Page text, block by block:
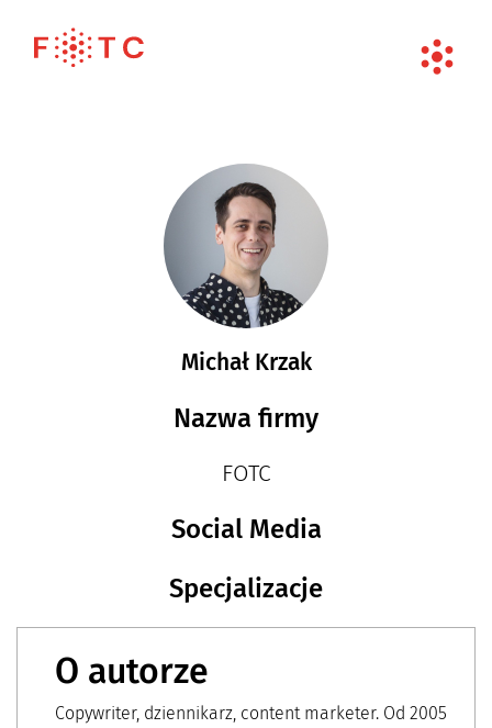
Michał Krzak
Nazwa firmy
FOTC
Social Media
Specjalizacje
O autorze
Copywriter, dziennikarz, content marketer. Od 2005